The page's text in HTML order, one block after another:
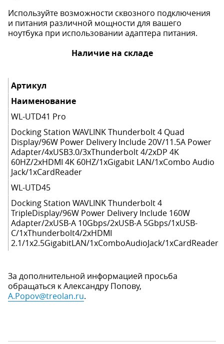
Используйте возможности сквозного подключения
и питания различной мощности для вашего
ноутбука при использовании адаптера питания.
Наличие на складе
Артикул
Наименование
WL-UTD41 Pro
Docking Station WAVLINK Thunderbolt 4 Quad
Display/96W Power Delivery Include 20V/11.5A Power
Adapter/4xUSB3.0/3xThunderbolt 4/2xDP 4K
60HZ/2xHDMI 4K 60HZ/1xGigabit LAN/1xCombo Audio
Jack/1xCardReader
WL-UTD45
Docking Station WAVLINK Thunderbolt 4
TripleDisplay/96W Power Delivery Include 160W
Adapter/2xUSB-A 10Gbps/2xUSB-A 5Gbps/1xUSB-
C/1xThunderbolt4/2xHDMI
2.1/1x2.5GigabitLAN/1xComboAudioJack/1xCardReader
За дополнительной информацией просьба
обращаться к Александру Попову,
A.Popov@treolan.ru.